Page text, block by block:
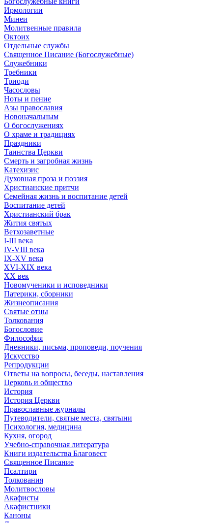
Ирмологии
Минеи
Молитвенные правила
Октоих
Отдельные службы
Священное Писание (Богослужебные)
Служебники
Требники
Триоди
Часословы
Ноты и пение
Азы православия
Новоначальным
О богослужениях
О храме и традициях
Праздники
Таинства Церкви
Смерть и загробная жизнь
Катехизис
Духовная проза и поэзия
Христианские притчи
Семейная жизнь и воспитание детей
Воспитание детей
Христианский брак
Жития святых
Ветхозаветные
I-III века
IV-VIII века
IX-XV века
XVI-XIX века
XX век
Новомученики и исповедники
Патерики, сборники
Жизнеописания
Святые отцы
Толкования
Богословие
Философия
Дневники, письма, проповеди, поучения
Искусство
Репродукции
Ответы на вопросы, беседы, наставления
Церковь и общество
История
История Церкви
Православные журналы
Путеводители, святые места, святыни
Психология, медицина
Кухня, огород
Учебно-справочная литература
Книги издательства Благовест
Священное Писание
Псалтири
Толкования
Молитвословы
Акафисты
Акафистники
Каноны